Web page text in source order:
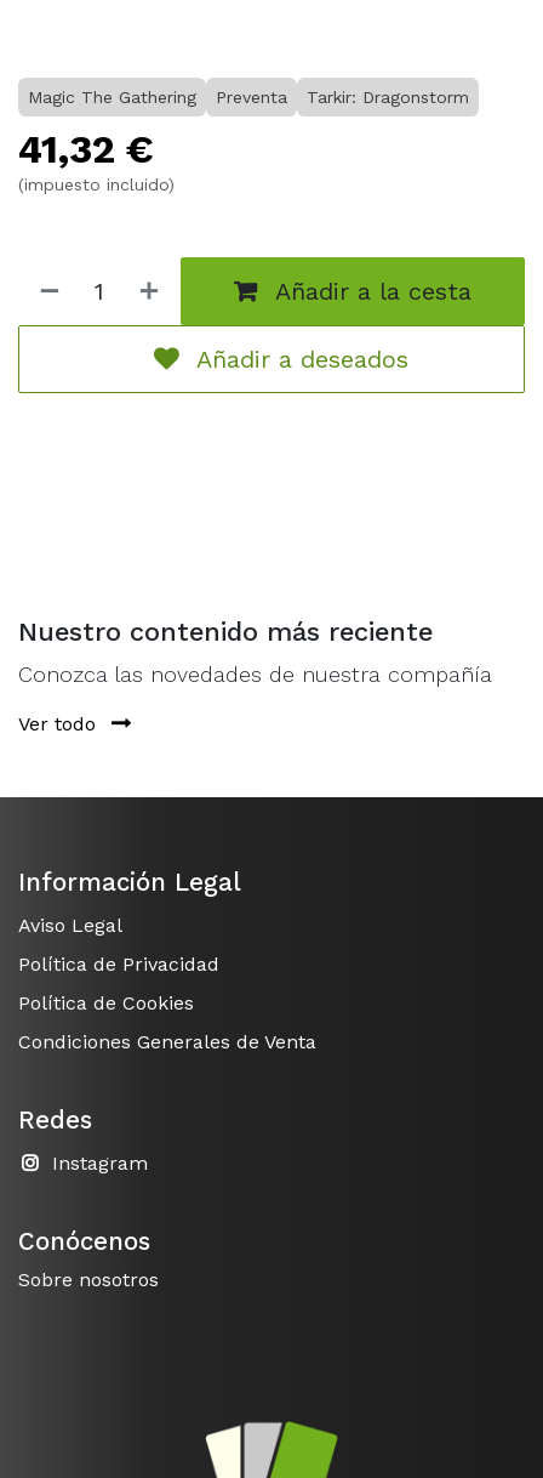
Magic The Gathering Preventa Tarkir: Dragonstorm
41,32 €
(impuesto incluido)
Añadir a la cesta
Añadir a deseados
Nuestro contenido más reciente
Conozca las novedades de nuestra compañía
Ver todo
Información Legal
Aviso Legal
Política de Privacidad
Política de Cookies
Condiciones Generales de Venta
Redes
Instagram
Conócenos
Sobre nosotros